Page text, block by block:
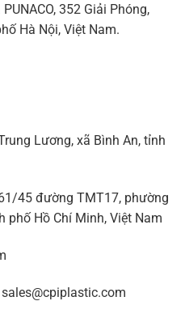
352 Giải Phóng,
Hà Nội, Việt Nam.
Lương, xã Bình An, tỉnh
45 đường TMT17, phường
phố Hồ Chí Minh, Việt Nam